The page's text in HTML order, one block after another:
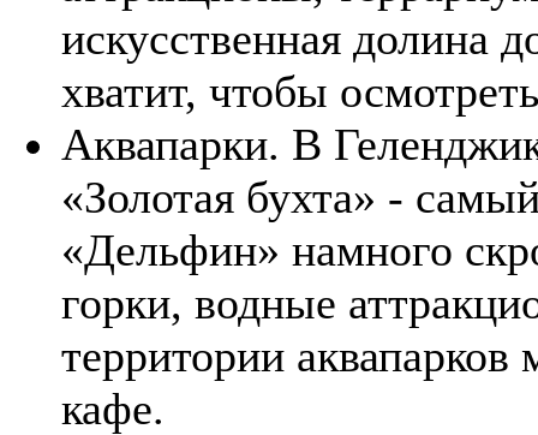
искусственная долина
хватит, чтобы
Аквапарки. В
«Золотая бухта» -
«Дельфин» намного
горки, водные
территории
кафе.